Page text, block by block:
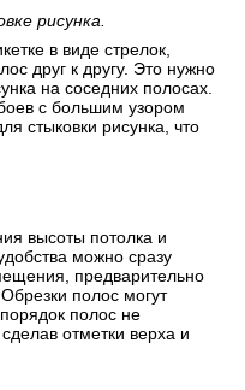
имеют идентичный
рисунка.
друг к другу. Это нужно
на соседних полосах.
с большим узором
стыковки рисунка, что
высоты потолка и